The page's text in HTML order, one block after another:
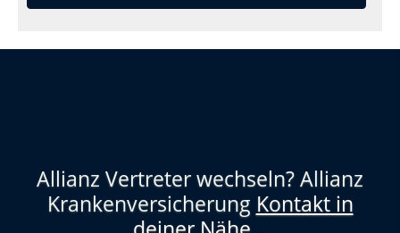
Allianz Vertreter wechseln? Allianz
Krankenversicherung Kontakt in